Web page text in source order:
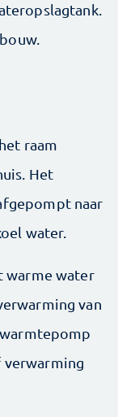
raam
Het
naar
water.
warme water
van
verwarming